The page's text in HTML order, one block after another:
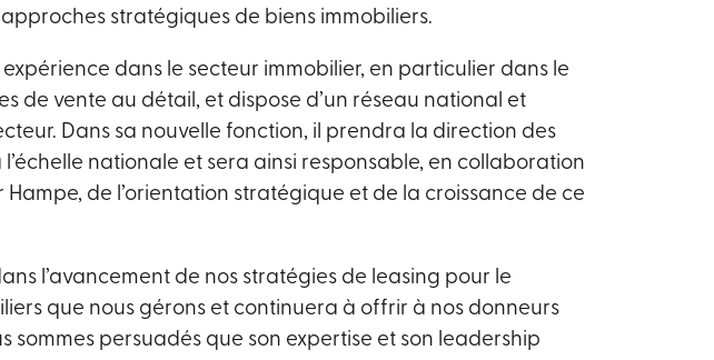
stratégiques de biens immobiliers.
dans le secteur immobilier, en particulier dans le
de vente au détail, et dispose d’un réseau national et
Dans sa nouvelle fonction, il prendra la direction des
nationale et sera ainsi responsable, en collaboration
de l’orientation stratégique et de la croissance de ce
l’avancement de nos stratégies de leasing pour le
que nous gérons et continuera à offrir à nos donneurs
sommes persuadés que son expertise et son leadership